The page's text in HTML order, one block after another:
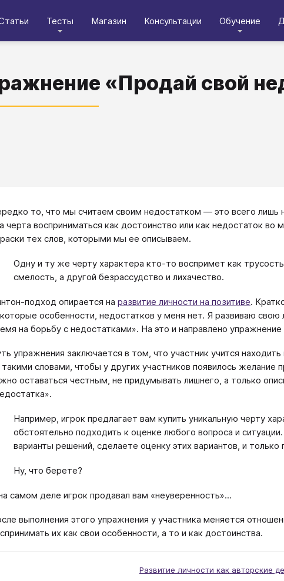
Тесты Магазин Консультации Обучение
«Продай свой
то, что мы считаем своим недостатком — это всего лишь
черта восприниматься как достоинство или как недостаток во
тех слов, которыми мы ее описываем.
Одну и ту же черту характера кто-то воспримет как
смелость, а другой безрассудство и лихачество.
подход опирается на развитие личности на позитиве.
особенности, недостатков у меня нет. Я развиваю свою
на борьбу с недостатками». На это и направлено
упражнения заключается в том, что участник учится
такими словами, чтобы у других участников появилось
оставаться честным, не придумывать лишнего, а только
Например, игрок предлагает вам купить уникальную черту
обстоятельно подходить к оценке любого вопроса и
варианты решений, сделаете оценку этих вариантов, и
Ну, что берете?
самом деле игрок продавал вам «неуверенность»...
выполнения этого упражнения у участника меняется
их как свои особенности, а то и как достоинства.
Развитие личности как авторские